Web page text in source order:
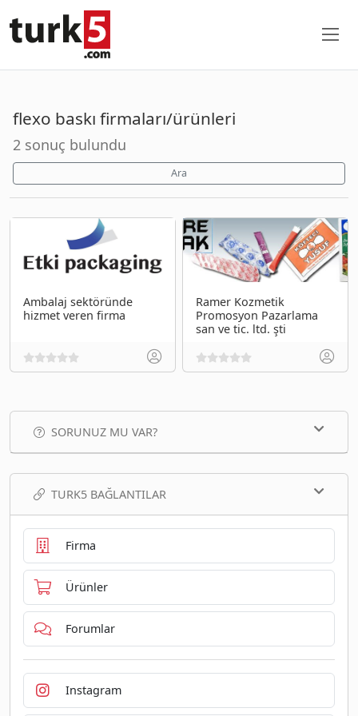
flexo baskı firmaları/ürünleri
2 sonuç bulundu
Ara
Ambalaj sektöründe
hizmet veren firma
Ramer Kozmetik
Promosyon Pazarlama
san ve tic. ltd. şti
SORUNUZ MU VAR?
TURK5 BAĞLANTILAR
Firma
Ürünler
Forumlar
Instagram